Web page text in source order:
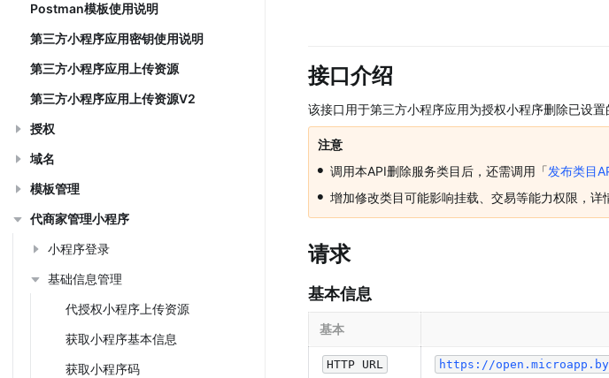
Postman模板使用说明
第三方小程序应用密钥使用说明
第三方小程序应用上传资源
第三方小程序应用上传资源V2
授权
域名
模板管理
代商家管理小程序
小程序登录
基础信息管理
代授权小程序上传资源
获取小程序基本信息
获取小程序码
接口介绍
该接口用于第三方小程序应用为授权小程序删除已设置
注意
• 调用本API删除服务类目后，还需调用「发布类目
• 增加修改类目可能影响挂载、交易等能力权限，详
请求
基本信息
基本
HTTP URL https://